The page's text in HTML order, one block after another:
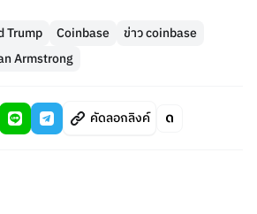
Trump Coinbase
ข่าว coinbase
Armstrong
คัดลอกลิงค์